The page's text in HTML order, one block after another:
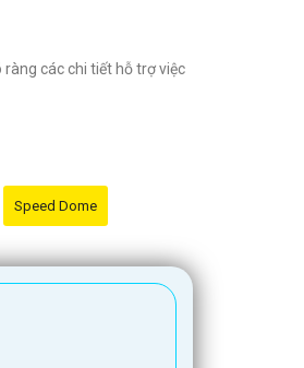
kế đẹp mắt cùng chất
sản của bạn với
các chi tiết hỗ trợ việc
Speed Dome